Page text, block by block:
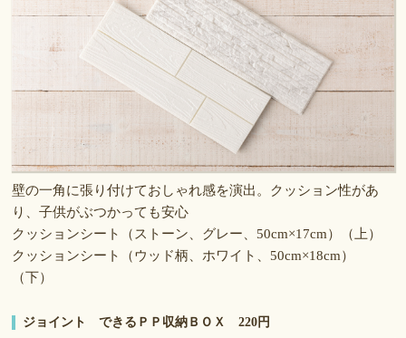
壁の一角に張り付けておしゃれ感を演出。クッション性があ
り、子供がぶつかっても安心
クッションシート（ストーン、グレー、50cm×17cm）（上）
クッションシート（ウッド柄、ホワイト、50cm×18cm）
（下）
ジョイント できるＰＰ収納ＢＯＸ 220円